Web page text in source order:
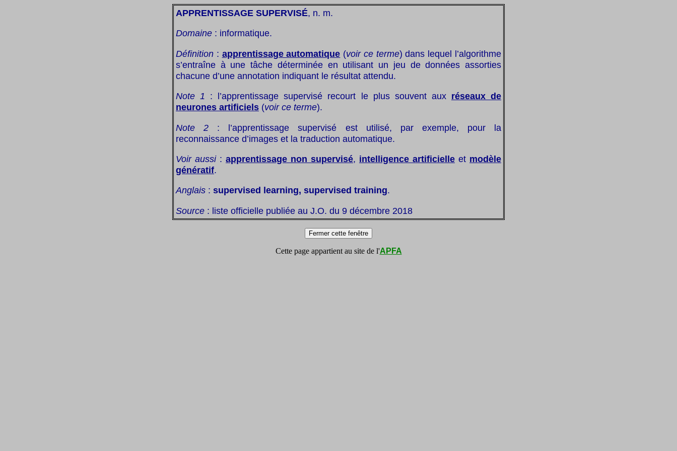
APPRENTISSAGE SUPERVISÉ, n. m.
Domaine : informatique.
Définition : apprentissage automatique (voir ce terme) dans lequel l’algorithme
s’entraîne à une tâche déterminée en utilisant un jeu de données assorties
chacune d’une annotation indiquant le résultat attendu.
Note 1 : l’apprentissage supervisé recourt le plus souvent aux réseaux de
neurones artificiels (voir ce terme).
Note 2 : l’apprentissage supervisé est utilisé, par exemple, pour la
reconnaissance d’images et la traduction automatique.
Voir aussi: apprentissage non supervisé, intelligence artificielle et modèle
génératif.
Anglais : supervised learning, supervised training.
Source : liste officielle publiée au J.O. du 9 décembre 2018
Cette page appartient au site de l'APFA